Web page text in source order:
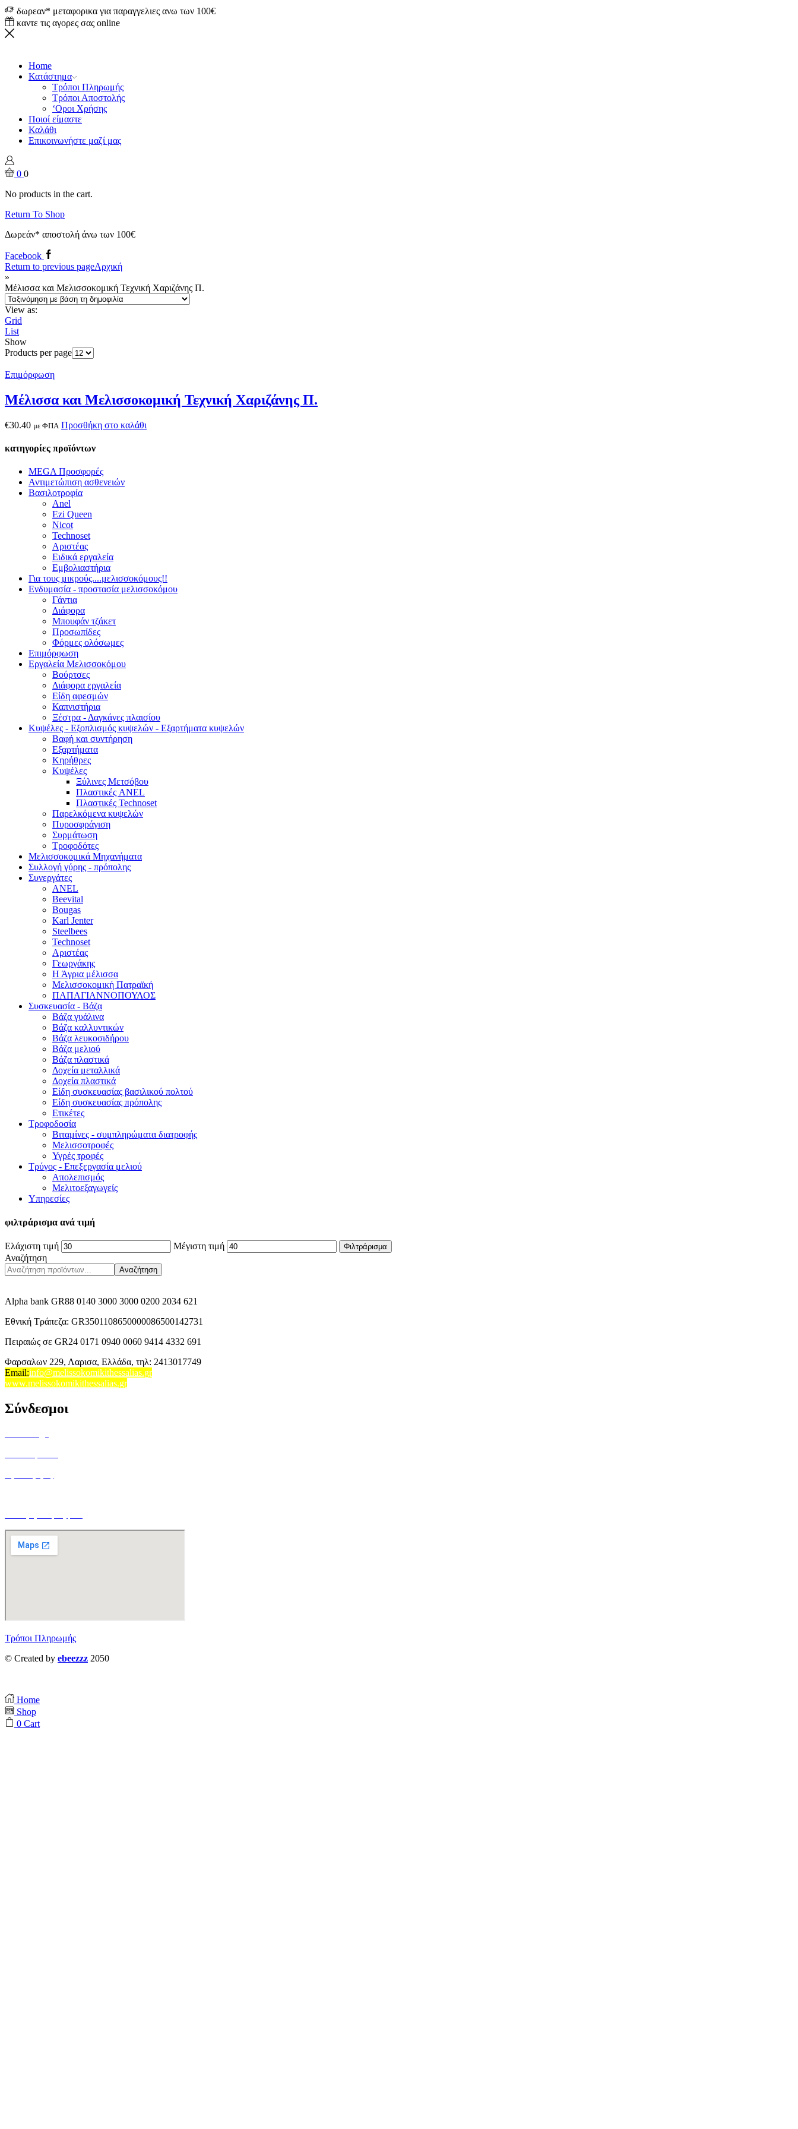
δωρεαν* μεταφορικα για παραγγελιες ανω των 100€
καντε τις αγορες σας online
Home
Κατάστημα
Τρόποι Πληρωμής
Τρόποι Αποστολής
‘Οροι Χρήσης
Ποιοί είμαστε
Καλάθι
Επικοινωνήστε μαζί μας
0 0
No products in the cart.
Return To Shop
Δωρεάν* αποστολή άνω των 100€
Facebook
Return to previous pageΑρχική
»
Μέλισσα και Μελισσοκομική Τεχνική Χαριζάνης Π.
View as:
Grid
List
Show
Products per page
Επιμόρφωση
Μέλισσα και Μελισσοκομική Τεχνική Χαριζάνης Π.
€30.40 με ΦΠΑ Προσθήκη στο καλάθι
κατηγορίες προϊόντων
MEGA Προσφορές
Αντιμετώπιση ασθενειών
Βασιλοτροφία
Anel
Ezi Queen
Nicot
Technoset
Αριστέας
Ειδικά εργαλεία
Εμβολιαστήρια
Για τους μικρούς....μελισσοκόμους!!
Ενδυμασία - προστασία μελισσοκόμου
Γάντια
Διάφορα
Μπουφάν τζάκετ
Προσωπίδες
Φόρμες ολόσωμες
Επιμόρφωση
Εργαλεία Μελισσοκόμου
Βούρτσες
Διάφορα εργαλεία
Είδη αφεσμών
Καπνιστήρια
Ξέστρα - Δαγκάνες πλαισίου
Κυψέλες - Εξοπλισμός κυψελών - Εξαρτήματα κυψελών
Βαφή και συντήρηση
Εξαρτήματα
Κηρήθρες
Κυψέλες
Ξύλινες Μετσόβου
Πλαστικές ANEL
Πλαστικές Technoset
Παρελκόμενα κυψελών
Πυροσφράγιση
Συρμάτωση
Τροφοδότες
Μελισσοκομικά Μηχανήματα
Συλλογή γύρης - πρόπολης
Συνεργάτες
ANEL
Beevital
Bougas
Karl Jenter
Steelbees
Technoset
Αριστέας
Γεωργάκης
Η Άγρια μέλισσα
Μελισσοκομική Πατραϊκή
ΠΑΠΑΓΙΑΝΝΟΠΟΥΛΟΣ
Συσκευασία - Βάζα
Βάζα γυάλινα
Βάζα καλλυντικών
Βάζα λευκοσιδήρου
Βάζα μελιού
Βάζα πλαστικά
Δοχεία μεταλλικά
Δοχεία πλαστικά
Είδη συσκευασίας βασιλικού πολτού
Είδη συσκευασίας πρόπολης
Ετικέτες
Τροφοδοσία
Βιταμίνες - συμπληρώματα διατροφής
Μελισσοτροφές
Υγρές τροφές
Τρύγος - Επεξεργασία μελιού
Απολεπισμός
Μελιτοεξαγωγείς
Υπηρεσίες
φιλτράρισμα ανά τιμή
Ελάχιστη τιμή Μέγιστη τιμή Φιλτράρισμα
Αναζήτηση
Αναζήτηση
Alpha bank GR88 0140 3000 3000 0200 2034 621
Εθνική Τράπεζα: GR3501108650000086500142731
Πειραιώς σε GR24 0171 0940 0060 9414 4332 691
Φαρσαλων 229, Λαρισα, Ελλάδα, τηλ: 2413017749
Email:info@melissokomikithessalias.gr
www.melissokomikithessalias.gr
Σύνδεσμοι
Τρόποι Πληρωμής
© Created by ebeezzz 2050
Home
Shop
0 Cart